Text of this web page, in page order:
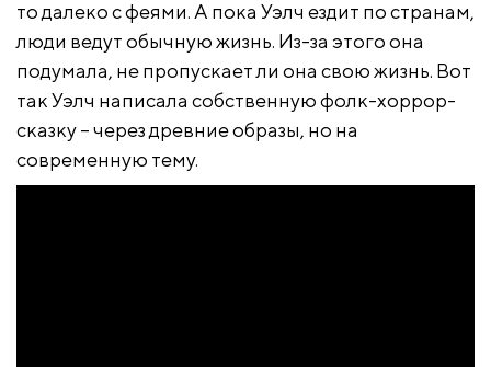
то далеко с феями. А пока Уэлч ездит по странам,
люди ведут обычную жизнь. Из-за этого она
подумала, не пропускает ли она свою жизнь. Вот
так Уэлч написала собственную фолк-хоррор-
сказку – через древние образы, но на
современную тему.